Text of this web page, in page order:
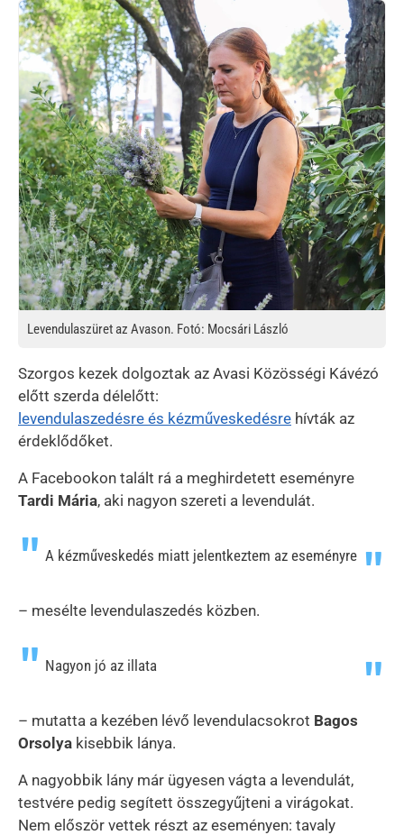
Kép
Levendulaszüret az Avason. Fotó: Mocsári László
Szorgos kezek dolgoztak az Avasi Közösségi Kávézó
előtt szerda délelőtt:
levendulaszedésre és kézműveskedésre hívták az
érdeklődőket.
A Facebookon talált rá a meghirdetett eseményre
Tardi Mária, aki nagyon szereti a levendulát.
A kézműveskedés miatt jelentkeztem az eseményre
– mesélte levendulaszedés közben.
Nagyon jó az illata
– mutatta a kezében lévő levendulacsokrot Bagos
Orsolya kisebbik lánya.
A nagyobbik lány már ügyesen vágta a levendulát,
testvére pedig segített összegyűjteni a virágokat.
Nem először vettek részt az eseményen: tavaly